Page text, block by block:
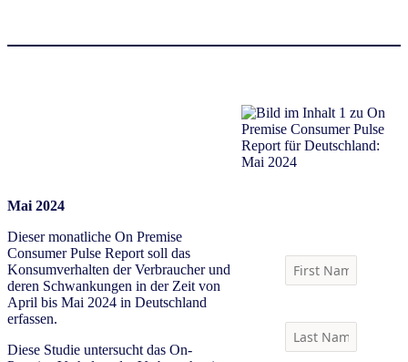
Mai 2024
Dieser monatliche On Premise
Consumer Pulse Report soll das
Konsumverhalten der Verbraucher und
deren Schwankungen in der Zeit von
April bis Mai 2024 in Deutschland
erfassen.​
Diese Studie untersucht das On-